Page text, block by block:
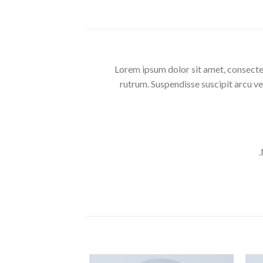
Lorem ipsum dolor sit amet,
rutrum. Suspendisse suscipit arcu